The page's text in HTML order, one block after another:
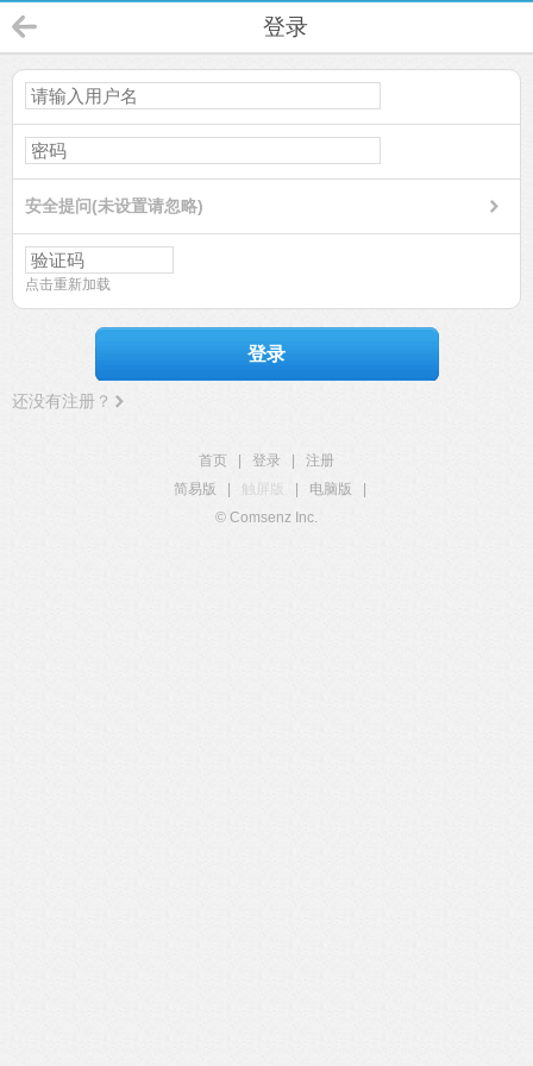
登录
安全提问(未设置请忽略)
点击重新加载
登录
还没有注册？
首页 登录
注册
简易版
触屏版 电脑版
© Comsenz Inc.